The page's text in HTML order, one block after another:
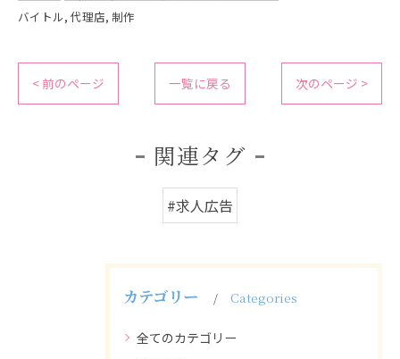
バイトル 代理店 制作
< 前のページ 一覧に戻る 次のページ >
関連タグ
#求人広告
カテゴリー Categories
全てのカテゴリー